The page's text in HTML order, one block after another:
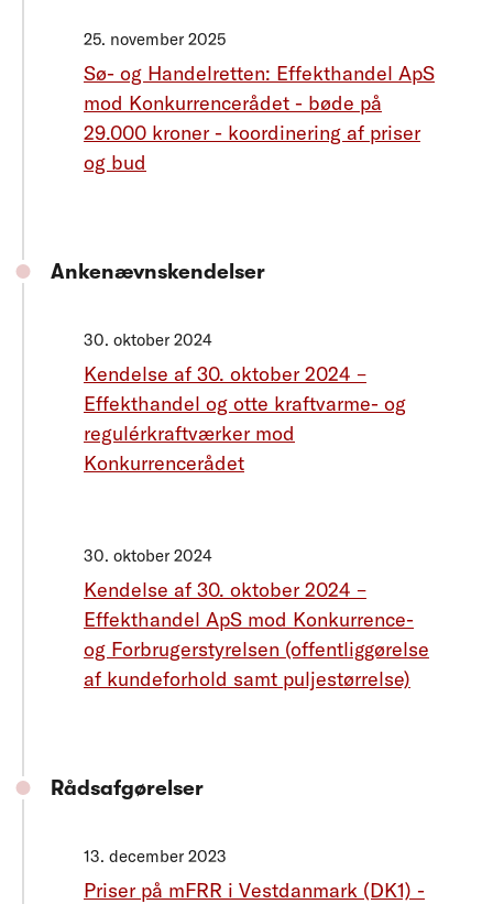
25. november 2025
Sø- og Handelretten: Effekthandel ApS
mod Konkurrencerådet - bøde på
29.000 kroner - koordinering af priser
og bud
Ankenævnskendelser
30. oktober 2024
Kendelse af 30. oktober 2024 –
Effekthandel og otte kraftvarme- og
regulérkraftværker mod
Konkurrencerådet
30. oktober 2024
Kendelse af 30. oktober 2024 –
Effekthandel ApS mod Konkurrence-
og Forbrugerstyrelsen (offentliggørelse
af kundeforhold samt puljestørrelse)
Rådsafgørelser
13. december 2023
Priser på mFRR i Vestdanmark (DK1) -